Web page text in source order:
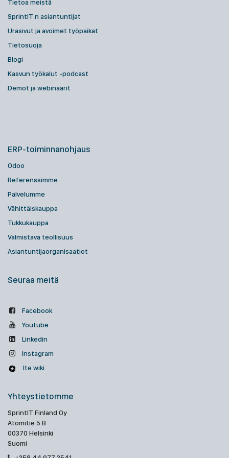
Tietoa meistä
SprintIT:n asiantuntijat
Urasivut ja avoimet työpaikat
Tietosuoja
Blogi
Kasvun työkalut -podcast
Demot ja webinaarit
ERP-toiminnanohjaus
Odoo
Referenssimme
Palvelumme
Vähittäiskauppa
Tukkukauppa
Valmistava teollisuus
Asiantuntijaorganisaatiot
Seuraa meitä
Facebook
Youtube
Linkedin
Instagram
Ite wiki
Yhteystietomme
SprintIT Finland Oy
Atomitie 5 B
00370 Helsinki
Suomi